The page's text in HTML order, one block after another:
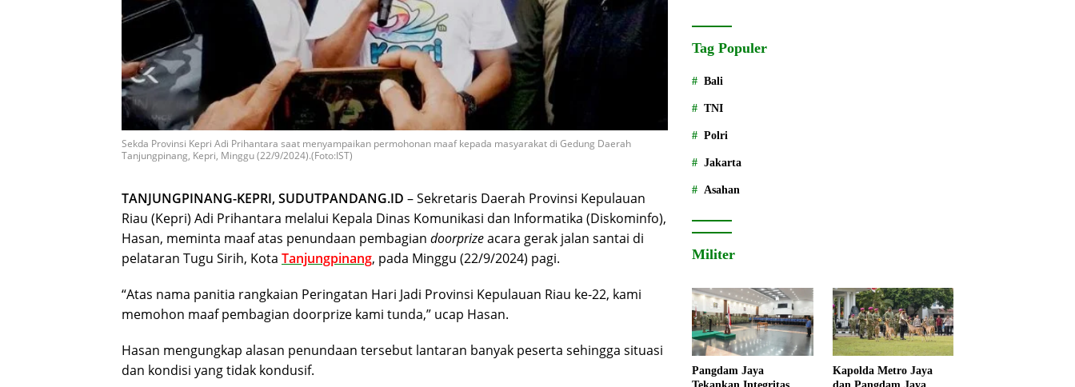
Sekda Provinsi Kepri Adi Prihantara saat menyampaikan permohonan maaf kepada masyarakat di Gedung Daerah
Tanjungpinang, Kepri, Minggu (22/9/2024).(Foto:IST)
TANJUNGPINANG-KEPRI, SUDUTPANDANG.ID – Sekretaris Daerah Provinsi Kepulauan
Riau (Kepri) Adi Prihantara melalui Kepala Dinas Komunikasi dan Informatika (Diskominfo),
Hasan, meminta maaf atas penundaan pembagian doorprizeacara gerak jalan santai di
pelataran Tugu Sirih, Kota Tanjungpinang, pada Minggu (22/9/2024) pagi.
“Atas nama panitia rangkaian Peringatan Hari Jadi Provinsi Kepulauan Riau ke-22, kami
memohon maaf pembagian doorprize kami tunda,” ucap Hasan.
Hasan mengungkap alasan penundaan tersebut lantaran banyak peserta sehingga situasi
dan kondisi yang tidak kondusif.
Tag Populer
Bali
TNI
Polri
Jakarta
Asahan
Militer
Pangdam Jaya
Kapolda Metro Jaya